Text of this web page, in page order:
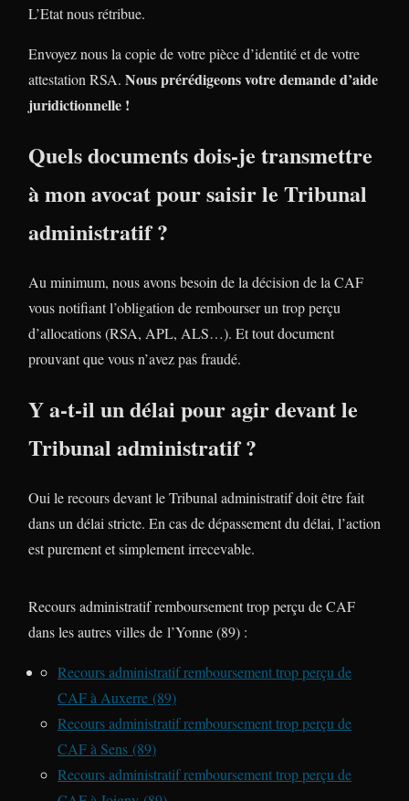
L’Etat nous rétribue.
Envoyez nous la copie de votre pièce d’identité et de votre
attestation RSA. Nous prérédigeons votre demande d’aide
juridictionnelle !
Quels documents dois-je transmettre
à mon avocat pour saisir le Tribunal
administratif ?
Au minimum, nous avons besoin de la décision de la CAF
vous notifiant l’obligation de rembourser un trop perçu
d’allocations (RSA, APL, ALS…). Et tout document
prouvant que vous n’avez pas fraudé.
Y a-t-il un délai pour agir devant le
Tribunal administratif ?
Oui le recours devant le Tribunal administratif doit être fait
dans un délai stricte. En cas de dépassement du délai, l’action
est purement et simplement irrecevable.
Recours administratif remboursement trop perçu de CAF
dans les autres villes de l’Yonne (89) :
Recours administratif remboursement trop perçu de
CAF à Auxerre (89)
Recours administratif remboursement trop perçu de
CAF à Sens (89)
Recours administratif remboursement trop perçu de